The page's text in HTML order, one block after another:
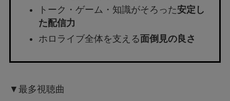
トーク・ゲーム・知識がそろった安定し
た配信力
ホロライブ全体を支える面倒見の良さ
▼最多視聴曲